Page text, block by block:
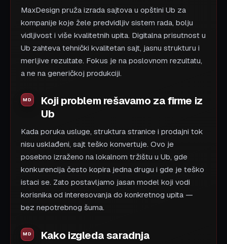
MaxDesign pruža izrada sajtova u opštini Ub za
kompanije koje žele predvidljiv sistem rada, bolju
vidljivost i više kvalitetnih upita. Digitalna prisutnost u
Ub zahteva tehnički kvalitetan sajt, jasnu strukturu i
merljive rezultate. Fokus je na poslovnom rezultatu,
a ne na generičkoj produkciji.
Koji problem rešavamo za firme iz
Ub
Kada poruka usluge, struktura stranice i prodajni tok
nisu usklađeni, sajt teško konvertuje. Ovo je
posebno izraženo na lokalnom tržištu u Ub, gde
konkurencija često kopira jedna drugu i gde je teško
istaci se. Zato postavljamo jasan model koji vodi
korisnika od interesovanja do konkretnog upita —
bez nepotrebnog šuma.
Kako izgleda saradnja